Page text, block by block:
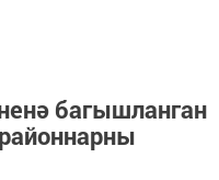
багышланган